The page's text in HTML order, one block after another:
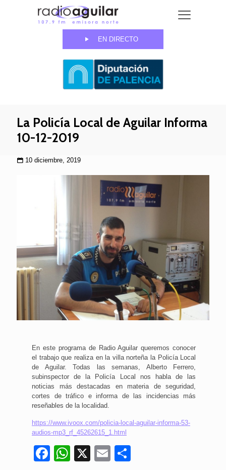
EN DIRECTO
La Policía Local de Aguilar Informa
10-12-2019
10 diciembre, 2019
En este programa de Radio Aguilar queremos conocer
el trabajo que realiza en la villa norteña la Policía Local
de Aguilar. Todas las semanas, Alberto Ferrero,
subinspector de la Policía Local nos habla de las
noticias más destacadas en materia de seguridad,
cortes de tráfico e informa de las incidencias más
reseñables de la localidad.
https://www.ivoox.com/policia-local-aguilar-informa-53-
audios-mp3_rf_45262615_1.html
Facebook
WhatsApp
X Email